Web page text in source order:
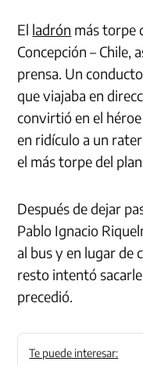
El ladrón más torpe
Concepción – Chile,
prensa. Un
que viajaba en
convirtió en el
en ridículo a un
el más torpe del
Después de dejar
Pablo Ignacio
al bus y en lugar de
resto intentó
precedió.
Te puede interesar: